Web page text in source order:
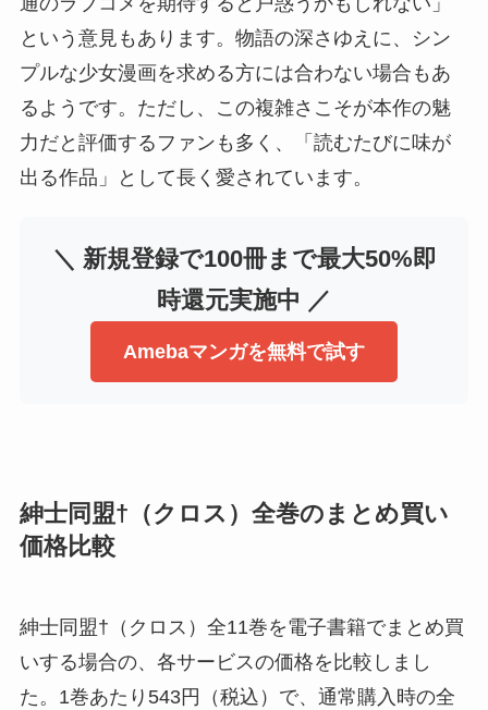
という意見もあります。物語の深さゆえに、シン
プルな少女漫画を求める方には合わない場合もあ
るようです。ただし、この複雑さこそが本作の魅
力だと評価するファンも多く、「読むたびに味が
出る作品」として長く愛されています。
＼ 新規登録で100冊まで最大50%即
時還元実施中 ／
Amebaマンガを無料で試す
紳士同盟†（クロス）全巻のまとめ買い
価格比較
紳士同盟†（クロス）全11巻を電子書籍でまとめ買
いする場合の、各サービスの価格を比較しまし
た。1巻あたり543円（税込）で、通常購入時の全